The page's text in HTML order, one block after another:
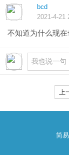
bcd
2021-4-21
不知道为什么现
上
简